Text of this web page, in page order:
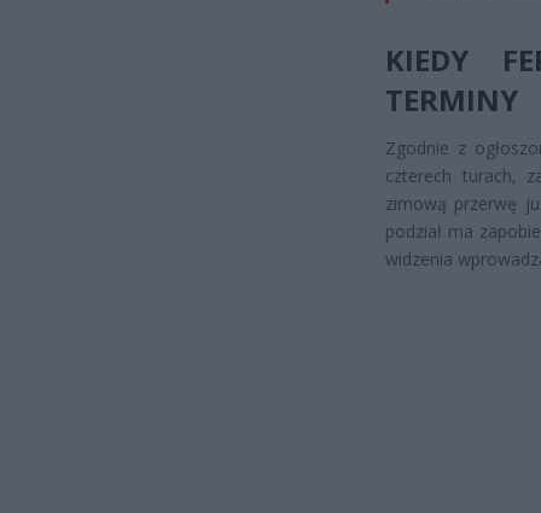
KIEDY
TERMINY
Zgodnie z
czterech turach,
zimową przerwę
podział ma
widzenia